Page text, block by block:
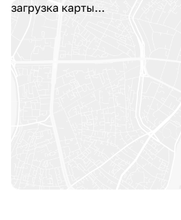
загрузка карты...